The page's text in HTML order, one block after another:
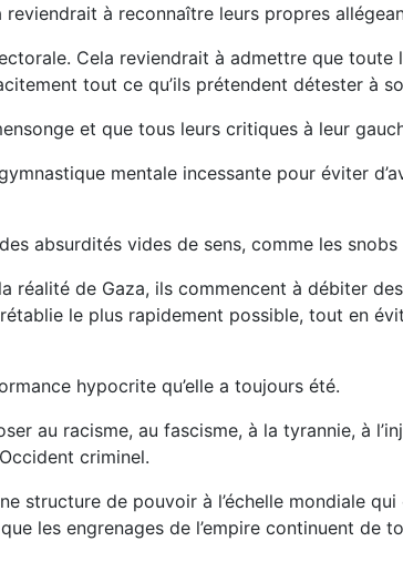
à reconnaître leurs propres
Cela reviendrait à admettre que
tout ce qu’ils prétendent détester à
et que tous leurs critiques à leur
mentale incessante pour éviter
absurdités vides de sens, comme les
de Gaza, ils commencent à débiter
le plus rapidement possible, tout en
hypocrite qu’elle a toujours été.
au racisme, au fascisme, à la tyrannie, à
criminel.
structure de pouvoir à l’échelle mondiale
les engrenages de l’empire continuent